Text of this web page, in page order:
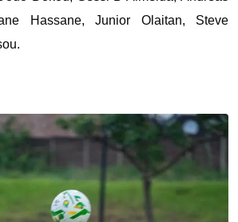
Hassane, Junior Olaitan, Steve